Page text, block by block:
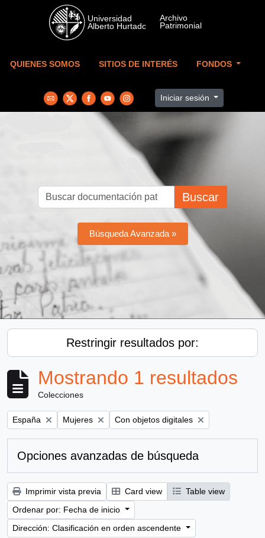
Skip to main content
QUIENES SOMOS SITIOS DE INTERÉS FONDOS
Iniciar sesión
Buscar
Búsqueda Avanzada »
Restringir resultados por:
Mostrando 1 resultados
Colecciones
Remove filter:
España Remove filter:
Mujeres Remove filter:
Con objetos digitales
Opciones avanzadas de búsqueda
Imprimir vista previa Card view
Table view
Ordenar por: Fecha de inicio
Dirección: Clasificación en orden ascendente